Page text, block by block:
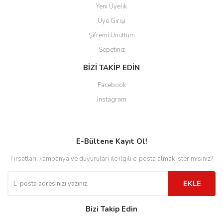
Yeni Üyelik
Üye Girişi
Şifremi Unuttum
Sepetiniz
BİZİ TAKİP EDİN
Facebook
Instagram
E-Bültene Kayıt Ol!
Fırsatları, kampanya ve duyuruları ile ilgili e-posta almak ister misiniz?
EKLE
Bizi Takip Edin